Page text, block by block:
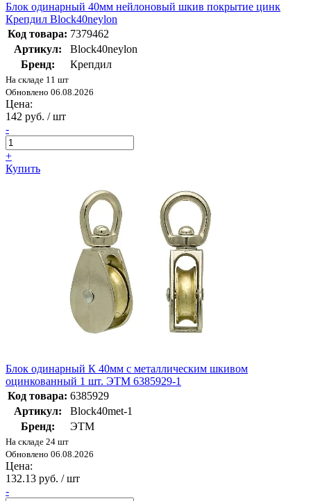
Блок одинарный 40мм нейлоновый шкив покрытие цинк
Крепдил Bloсk40neylon
Код товара: 7379462
Артикул:
Bloсk40neylon
Бренд:
Крепдил
На складе 11 шт
Обновлено 06.08.2026
Цена:
142 руб. / шт
-
+
Купить
Блок одинарный К 40мм с металлическим шкивом
оцинкованный 1 шт. ЭТМ 6385929-1
Код товара: 6385929
Артикул:
Bloсk40met-1
Бренд:
ЭТМ
На складе 24 шт
Обновлено 06.08.2026
Цена:
132.13 руб. / шт
-